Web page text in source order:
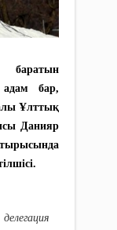
адам бар,
Ұлттық
Данияр